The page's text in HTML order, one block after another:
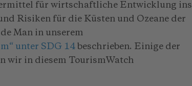
für wirtschaftliche Entwicklung ins
Risiken für die Küsten und Ozeane der
Man in unserem
unter SDG 14 beschrieben. Einige der
wir in diesem TourismWatch